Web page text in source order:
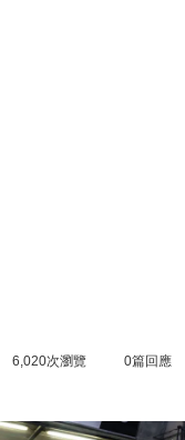
6,020次瀏覽 0篇回應